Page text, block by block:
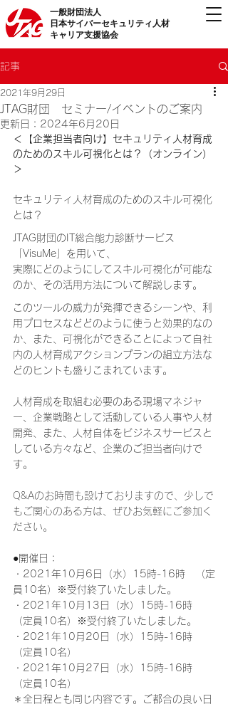
一般財団法人
日本サイバーセキュリティ人材
キャリア支援協会
記事
JTAG財団 セミナー/イベントのご案内
2021年9月29日
更新日： 2024年6月20日
＜【企業担当者向け】セキュリティ人材育成
のためのスキル可視化とは？（オンライン）
＞
セキュリティ人材育成のためのスキル可視化
とは？
JTAG財団のIT総合能力診断サービス
「VisuMe」を用いて、
実際にどのようにしてスキル可視化が可能な
のか、その活用方法について解説します。
このツールの威力が発揮できるシーンや、利
用プロセスなどどのように使うと効果的なの
か、また、可視化ができることによって自社
内の人材育成アクションプランの組立方法な
どのヒントも盛りこまれています。
人材育成を取組む必要のある現場マネジャ
ー、企業戦略として活動している人事や人材
開発、また、人材自体をビジネスサービスと
している方々など、企業のご担当者向けで
す。
Q&Aのお時間も設けておりますので、少しで
もご関心のある方は、ぜひお気軽にご参加く
ださい。
●開催日：
・2021年10月6日（水）15時-16時　（定
員10名）※受付終了いたしました。
・2021年10月13日（水）15時-16時
（定員10名）※受付終了いたしました。
・2021年10月20日（水）15時-16時
（定員10名）
・2021年10月27日（水）15時-16時
（定員10名）
＊全日程とも同じ内容です。ご都合の良い日